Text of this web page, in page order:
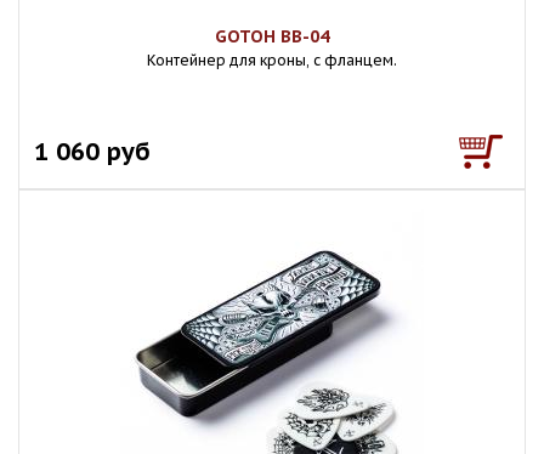
GOTOH BB-04
Контейнер для кроны, с фланцем.
1 060 руб